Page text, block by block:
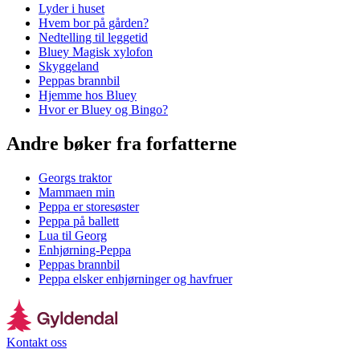
Lyder i huset
Hvem bor på gården?
Nedtelling til leggetid
Bluey Magisk xylofon
Skyggeland
Peppas brannbil
Hjemme hos Bluey
Hvor er Bluey og Bingo?
Andre bøker fra forfatterne
Georgs traktor
Mammaen min
Peppa er storesøster
Peppa på ballett
Lua til Georg
Enhjørning-Peppa
Peppas brannbil
Peppa elsker enhjørninger og havfruer
Kontakt oss